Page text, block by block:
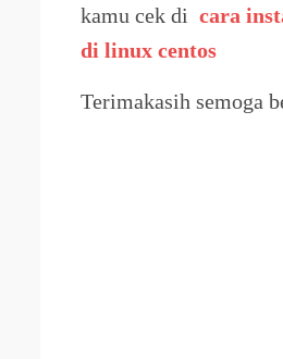
kamu cek dicara
di linux centos
Terimakasih semoga